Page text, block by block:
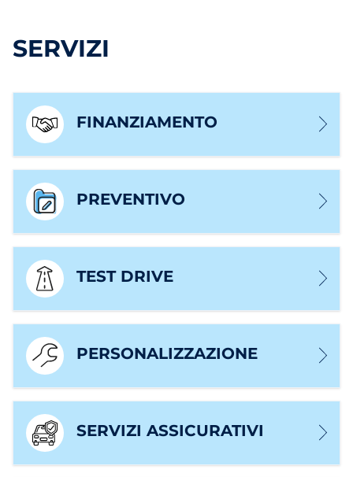
SERVIZI
FINANZIAMENTO
PREVENTIVO
TEST DRIVE
PERSONALIZZAZIONE
SERVIZI ASSICURATIVI